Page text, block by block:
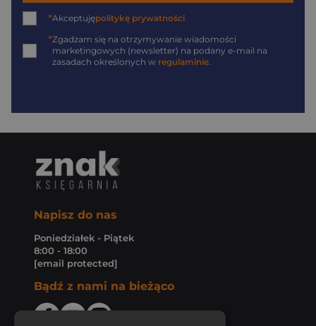
*Akceptujępolitykę prywatności
*Zgadzam się na otrzymywanie wiadomości
marketingowych (newsletter) na podany e-mail na
zasadach określonych w regulaminie.
Napisz do nas
Poniedziałek - Piątek
8:00 - 18:00
[email protected]
Bądź z nami na bieżąco